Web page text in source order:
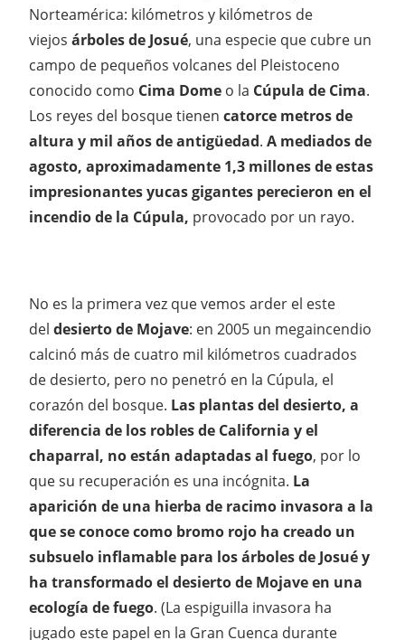
Norteamérica: kilómetros y kilómetros de
viejos árboles de Josué, una especie que cubre un
campo de pequeños volcanes del Pleistoceno
conocido como Cima Dome o la Cúpula de Cima.
Los reyes del bosque tienen catorce metros de
altura y mil años de antigüedad. A mediados de
agosto, aproximadamente 1,3 millones de estas
impresionantes yucas gigantes perecieron en el
incendio de la Cúpula, provocado por un rayo.
No es la primera vez que vemos arder el este
del desierto de Mojave: en 2005 un megaincendio
calcinó más de cuatro mil kilómetros cuadrados
de desierto, pero no penetró en la Cúpula, el
corazón del bosque. Las plantas del desierto, a
diferencia de los robles de California y el
chaparral, no están adaptadas al fuego, por lo
que su recuperación es una incógnita. La
aparición de una hierba de racimo invasora a la
que se conoce como bromo rojo ha creado un
subsuelo inflamable para los árboles de Josué y
ha transformado el desierto de Mojave en una
ecología de fuego. (La espiguilla invasora ha
jugado este papel en la Gran Cuenca durante